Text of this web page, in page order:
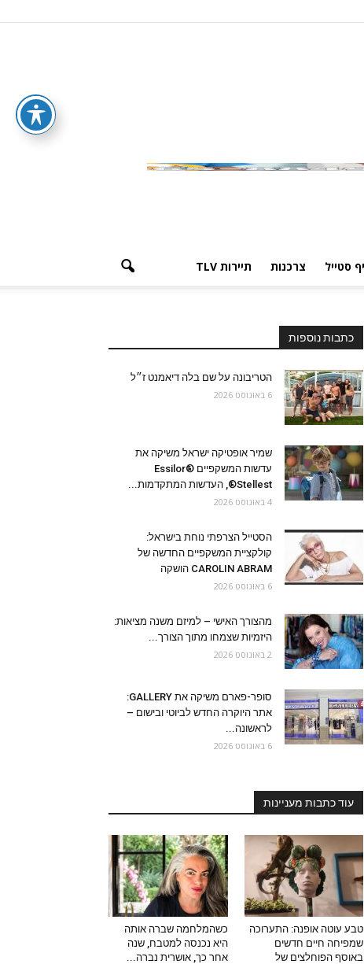
סטייל צרכנות תיירות TLV
כתבות נוספות
הטריבונה על שם בלה דיאמנט ז״ל
6 באוגוסט 2026
שמיר אופטיקה ישראל משיקה את
עדשות המשקפיים Essilor®
Stellest®, העדשות המתקדמות...
4 באוגוסט 2026
הסטייל הצרפתי נוחת בישראל:
קולקציית המשקפיים החדשה של
CAROLIN ABRAM הושקה
6 באוגוסט 2026
מהצורך האישי – למיזם משנה מציאות:
היזמיות שצמחו מתוך הצורך...
2 באוגוסט 2026
סופר-פארם משיקה את GALLERY:
אתר היוקרה החדש לביוטי ובישום –
לראשונה...
6 באוגוסט 2026
עוד כתבות מעניינות
טבע עוטה אופנה: התערוכה
שמפיחה חיים חדשים
באוסף הפוחלצים של
כשהמלחמה שברה אותה
היא נכנסה למטבח, שנה
אחר כך, אושרית נברה...